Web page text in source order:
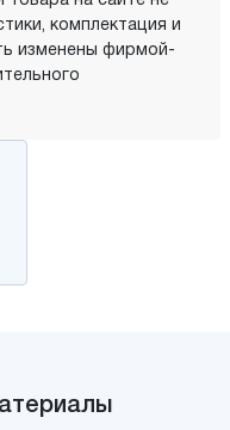
комплектация и
изменены фирмой-